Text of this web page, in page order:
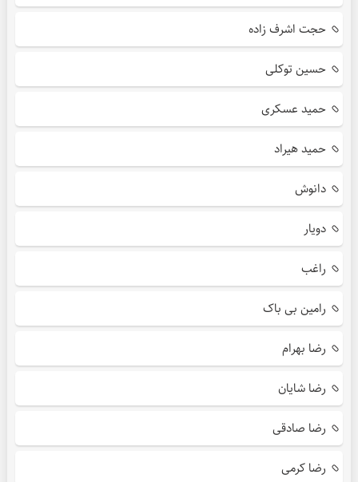
حجت اشرف زاده
حسین توکلی
حمید عسکری
حمید هیراد
دانوش
دویار
راغب
رامین بی باک
رضا بهرام
رضا شایان
رضا صادقی
رضا کرمی